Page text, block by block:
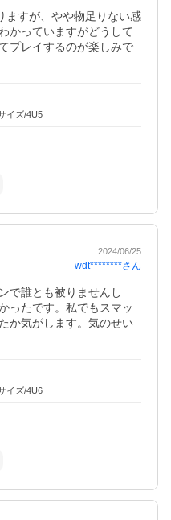
ますが、やや物足りない感
かっていますがどうして
プレイするのが楽しみで
イズ/4U5
2024/06/25
wdt********さん
で誰とも被りませんし
ったです。私でもスマッ
か気がします。気のせい
イズ/4U6